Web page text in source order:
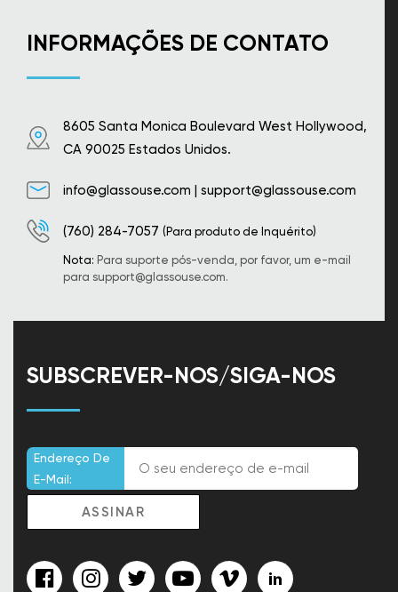
INFORMAÇÕES DE CONTATO
8605 Santa Monica Boulevard West Hollywood,
CA 90025 Estados Unidos.
info@glassouse.com | support@glassouse.com
(760) 284-7057 (Para produto de Inquérito)
Nota: Para suporte pós-venda, por favor, um e-mail
para support@glassouse.com.
SUBSCREVER-NOS/SIGA-NOS
Endereço De
E-Mail: